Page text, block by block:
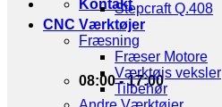
Kontakt
08:00 - 17:00
Stepcraft Q.408
CNC Værktøjer
Fræsning
Fræser Motore
Værktøjs veksler
Tilbehør